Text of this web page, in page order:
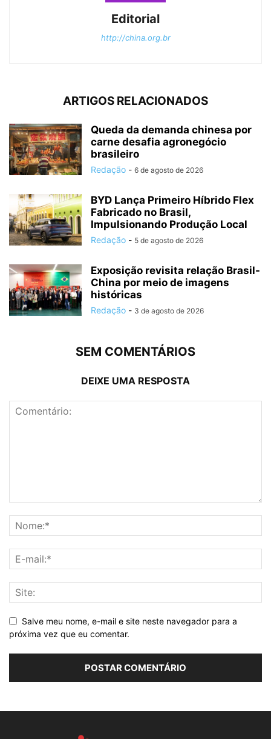
Editorial
http://china.org.br
ARTIGOS RELACIONADOS
Queda da demanda chinesa por
carne desafia agronegócio
brasileiro
Redação - 6 de agosto de 2026
BYD Lança Primeiro Híbrido Flex
Fabricado no Brasil,
Impulsionando Produção Local
Redação - 5 de agosto de 2026
Exposição revisita relação Brasil-
China por meio de imagens
históricas
Redação - 3 de agosto de 2026
SEM COMENTÁRIOS
DEIXE UMA RESPOSTA
Salve meu nome, e-mail e site neste navegador para a
próxima vez que eu comentar.